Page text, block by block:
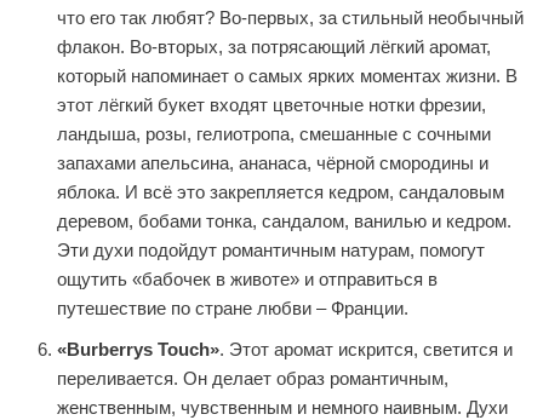
что его так любят? Во-первых, за стильный необычный
флакон. Во-вторых, за потрясающий лёгкий аромат,
который напоминает о самых ярких моментах жизни. В
этот лёгкий букет входят цветочные нотки фрезии,
ландыша, розы, гелиотропа, смешанные с сочными
запахами апельсина, ананаса, чёрной смородины и
яблока. И всё это закрепляется кедром, сандаловым
деревом, бобами тонка, сандалом, ванилью и кедром.
Эти духи подойдут романтичным натурам, помогут
ощутить «бабочек в животе» и отправиться в
путешествие по стране любви – Франции.
«Burberrys Touch». Этот аромат искрится, светится и
переливается. Он делает образ романтичным,
женственным, чувственным и немного наивным. Духи